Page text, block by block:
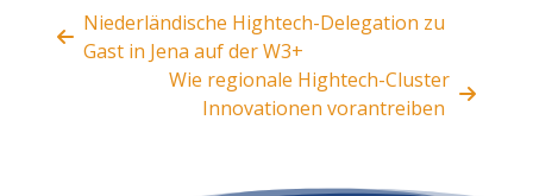
Niederländische Hightech-Delegation zu
Gast in Jena auf der W3+
Wie regionale Hightech-Cluster
Innovationen vorantreiben